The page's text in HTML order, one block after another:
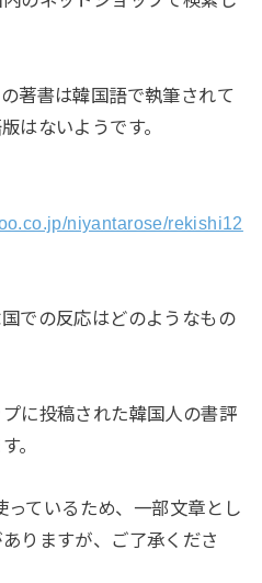
著書は韓国語で執筆されて
はないようです。
niyantarose/rekishi12
での反応はどのようなもの
に投稿された韓国人の書評
。
ているため、一部文章とし
りますが、ご了承くださ